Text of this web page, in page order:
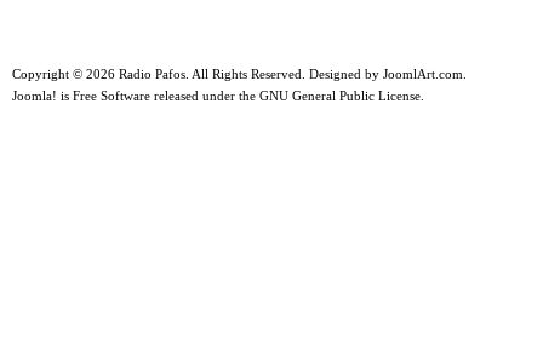
Copyright © 2026 Radio Pafos. All Rights Reserved. Designed by JoomlArt.com
Joomla! is Free Software released under the GNU General Public License.